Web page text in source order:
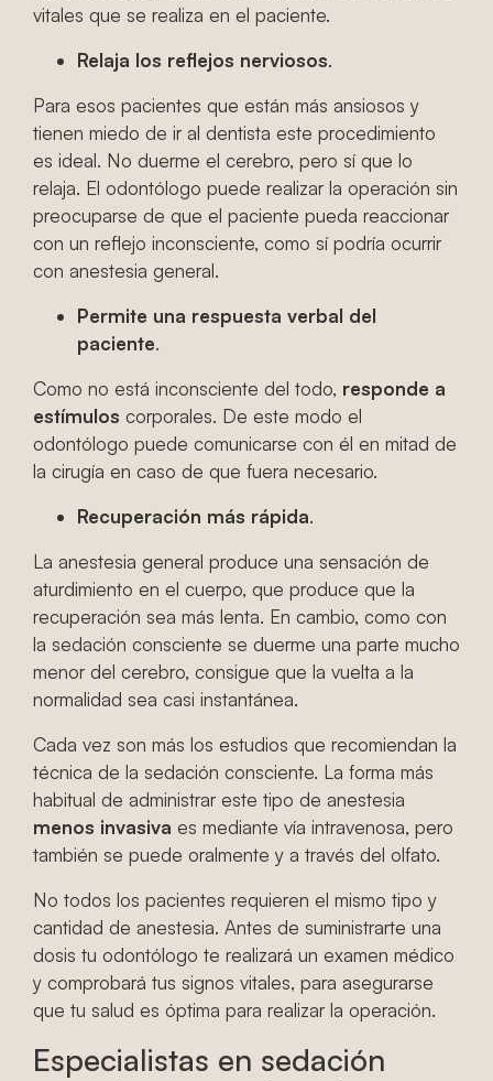
vitales que se realiza en el paciente.
Relaja los reflejos nerviosos.
Para esos pacientes que están más ansiosos y
tienen miedo de ir al dentista este procedimiento
es ideal. No duerme el cerebro, pero sí que lo
relaja. El odontólogo puede realizar la operación sin
preocuparse de que el paciente pueda reaccionar
con un reflejo inconsciente, como sí podría ocurrir
con anestesia general.
Permite una respuesta verbal del
paciente.
Como no está inconsciente del todo, responde a
estímulos corporales. De este modo el
odontólogo puede comunicarse con él en mitad de
la cirugía en caso de que fuera necesario.
Recuperación más rápida.
La anestesia general produce una sensación de
aturdimiento en el cuerpo, que produce que la
recuperación sea más lenta. En cambio, como con
la sedación consciente se duerme una parte mucho
menor del cerebro, consigue que la vuelta a la
normalidad sea casi instantánea.
Cada vez son más los estudios que recomiendan la
técnica de la sedación consciente. La forma más
habitual de administrar este tipo de anestesia
menos invasiva es mediante vía intravenosa, pero
también se puede oralmente y a través del olfato.
No todos los pacientes requieren el mismo tipo y
cantidad de anestesia. Antes de suministrarte una
dosis tu odontólogo te realizará un examen médico
y comprobará tus signos vitales, para asegurarse
que tu salud es óptima para realizar la operación.
Especialistas en sedación